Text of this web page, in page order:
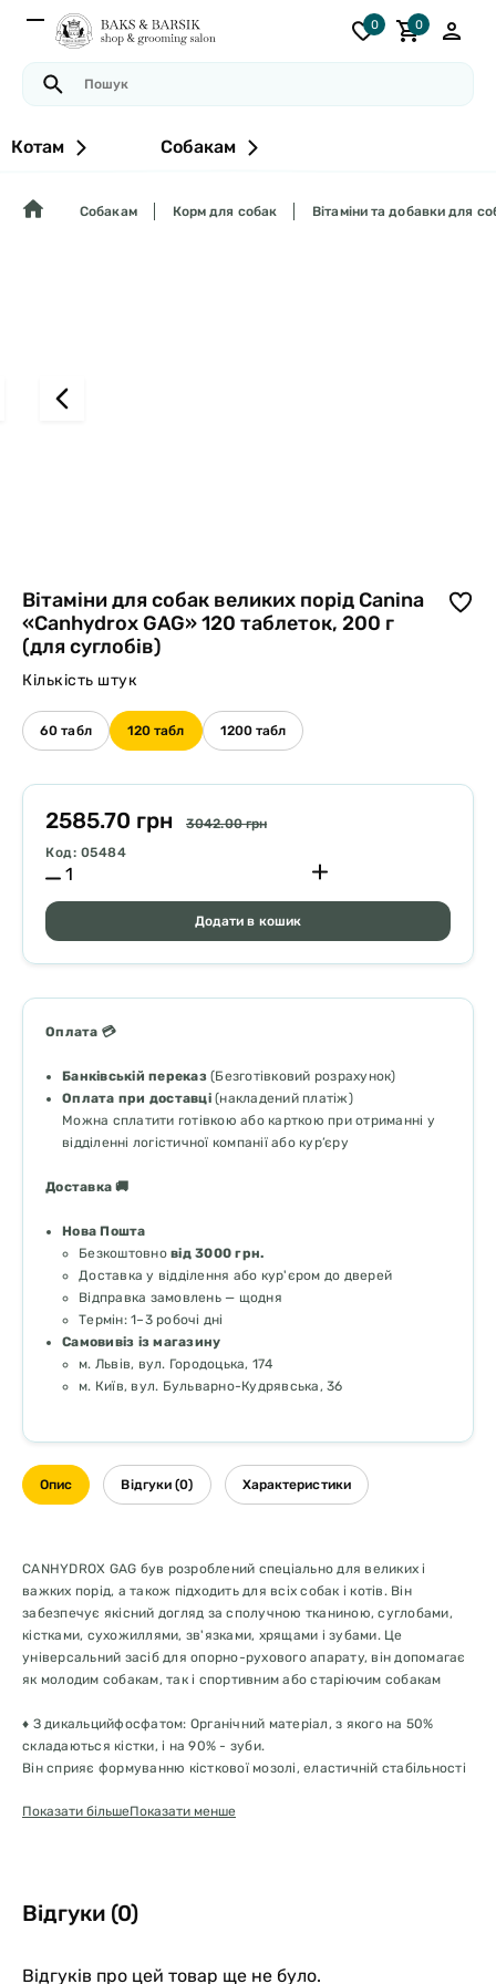
0 0
Котам Собакам
Собакам Корм для собак Вітаміни та добавки для
Вітаміни для собак великих порід Canina
«Canhydrox GAG» 120 таблеток, 200 г
(для суглобів)
Кількість штук
60 табл 120 табл 1200 табл
2585.70 грн
3042.00 грн
Код: 05484
Додати в кошик
Оплата 💳
Банківській переказ(Безготівковий розрахунок)
Оплата при доставці(накладений платіж)
Можна сплатити готівкою або карткою при отриманні у
відділенні логістичної компанії або кур’єру
Доставка 🚚
Нова Пошта
Безкоштовно від 3000 грн.
Доставка у відділення або кур'єром до дверей
Відправка замовлень — щодня
Термін: 1–3 робочі дні
Самовивіз із магазину
м. Львів, вул. Городоцька, 174
м. Київ, вул. Бульварно-Кудрявська, 36
Опис Відгуки (0) Характеристики
CANHYDROX GAG був розроблений спеціально для великих і
важких порід, а також підходить для всіх собак і котів. Він
забезпечує якісний догляд за сполучною тканиною, суглобами,
кістками, сухожиллями, зв'язками, хрящами і зубами. Це
універсальний засіб для опорно-рухового апарату, він допомагає
як молодим собакам, так і спортивним або старіючим собакам
♦ З дикальцийфосфатом: Органічний матеріал, з якого на 50%
складаються кістки, і на 90% - зуби.
Він сприяє формуванню кісткової мозолі, еластичній стабільності
виправленню кутів постановки (профілактує розмет і
♦ З новозеландським молюском: Для підтримки сполучної тканини
і суглобового хряща глікозаміногліканами (ГАГ); буферна здатність
притягують рідину.
Показати більшеПоказати менше
Відгуки (0)
Відгуків про цей товар ще не було.